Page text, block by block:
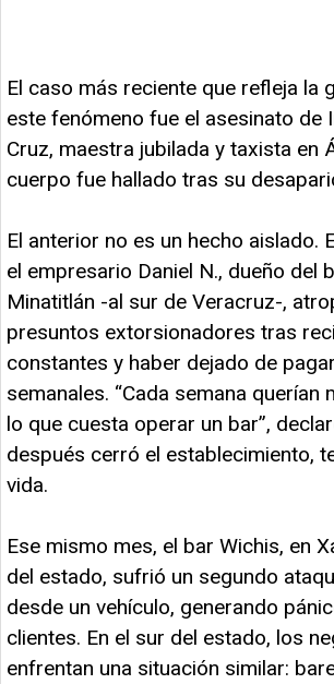
El caso más reciente que refleja la
este fenómeno fue el asesinato de
Cruz, maestra jubilada y taxista en
cuerpo fue hallado tras su
El anterior no es un hecho aislado.
el empresario Daniel N., dueño del
Minatitlán -al sur de Veracruz-,
presuntos extorsionadores tras
constantes y haber dejado de
semanales. “Cada semana querían
lo que cuesta operar un bar”,
después cerró el establecimiento,
vida.
Ese mismo mes, el bar Wichis, en
del estado, sufrió un segundo
desde un vehículo, generando
clientes. En el sur del estado, los
enfrentan una situación similar: